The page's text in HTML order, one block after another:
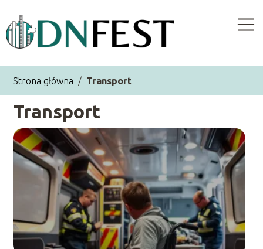
Strona główna / Transport
Transport